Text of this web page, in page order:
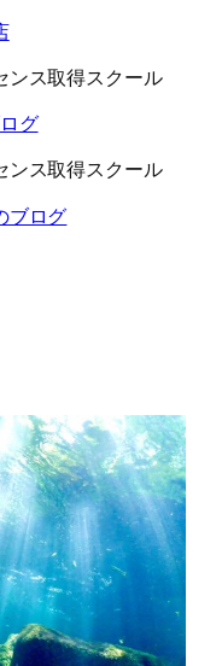
ンス取得スクール
グ
ンス取得スクール
ブログ